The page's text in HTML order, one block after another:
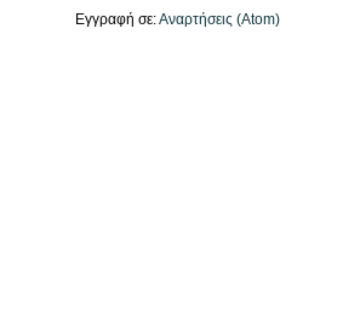
Εγγραφή σε:Αναρτήσεις (Atom)